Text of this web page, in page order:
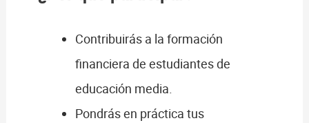
Contribuirás a la formación
financiera de estudiantes de
educación media.
Pondrás en práctica tus